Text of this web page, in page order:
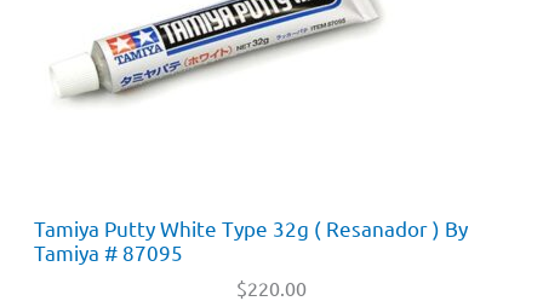
Tamiya Putty White Type 32g ( Resanador ) By
Tamiya # 87095
$220.00